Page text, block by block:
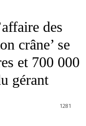
des
crâne’ se
et 700 000
gérant
1281